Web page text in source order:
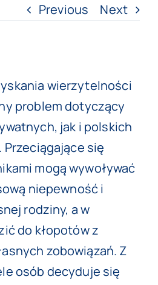
Previous Next
wierzytelności
problem dotyczący
jak i polskich
się
mogą wywoływać
niepewność i
rodziny, a w
do kłopotów z
zobowiązań. Z
osób decyduje się